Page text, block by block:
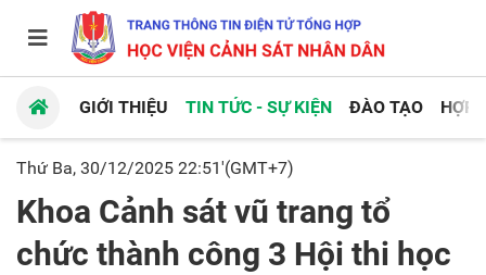
GIỚI THIỆU TIN TỨC - SỰ KIỆN ĐÀO TẠO HỢP
Thứ Ba, 30/12/2025 22:51'(GMT+7)
Khoa Cảnh sát vũ trang tổ
chức thành công 3 Hội thi học